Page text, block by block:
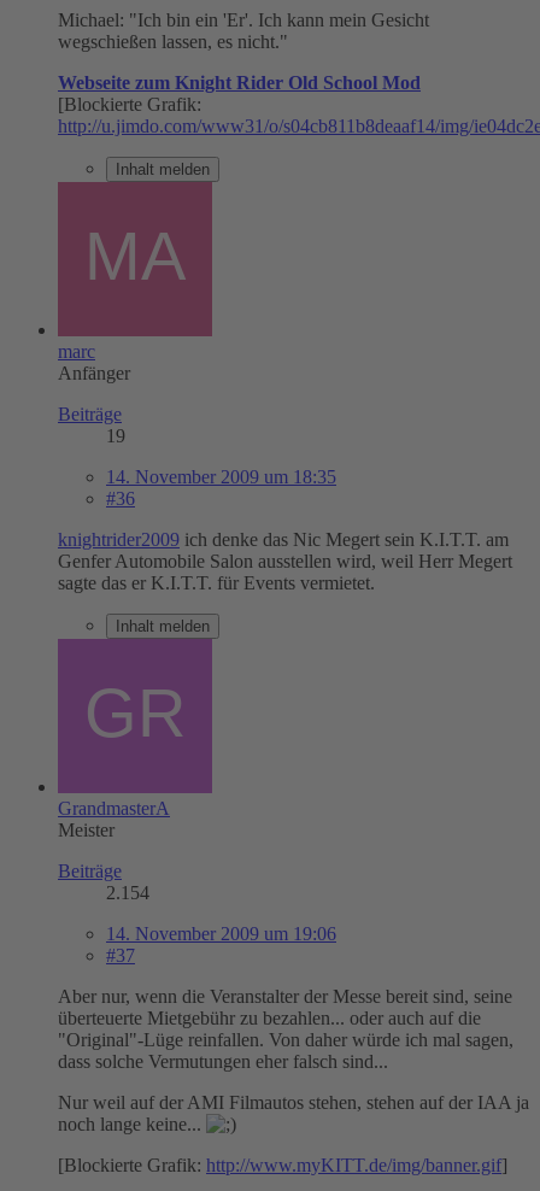
Michael: "Ich bin ein 'Er'. Ich kann mein Gesicht
wegschießen lassen, es nicht."
Webseite zum Knight Rider Old School Mod
[Blockierte Grafik:
http://u.jimdo.com/www31/o/s04cb811b8deaaf14/img/
Inhalt melden
marc
Anfänger
Beiträge
19
14. November 2009 um 18:35
#36
knightrider2009 ich denke das Nic Megert sein K.I.T.T. am
Genfer Automobile Salon ausstellen wird, weil Herr Megert
sagte das er K.I.T.T. für Events vermietet.
Inhalt melden
GrandmasterA
Meister
Beiträge
2.154
14. November 2009 um 19:06
#37
Aber nur, wenn die Veranstalter der Messe bereit sind, seine
überteuerte Mietgebühr zu bezahlen... oder auch auf die
"Original"-Lüge reinfallen. Von daher würde ich mal sagen,
dass solche Vermutungen eher falsch sind...
Nur weil auf der AMI Filmautos stehen, stehen auf der IAA ja
noch lange keine...
[Blockierte Grafik: http://www.myKITT.de/img/banner.gif]